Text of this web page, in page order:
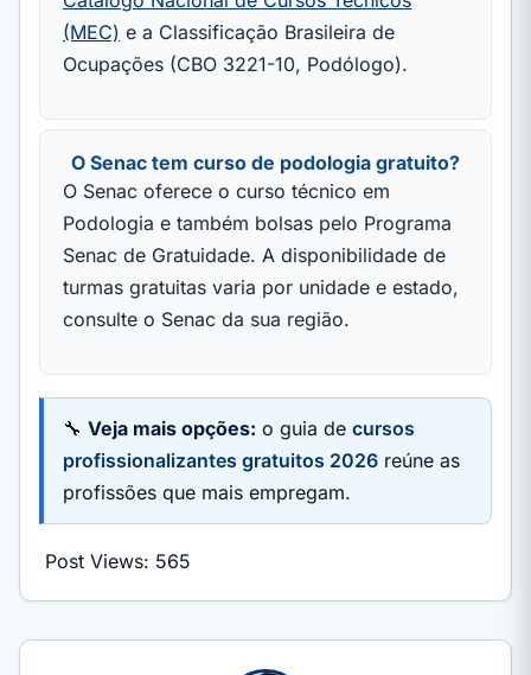
(MEC) e a Classificação Brasileira de
Ocupações (CBO 3221-10, Podólogo).
O Senac tem curso de podologia gratuito?
O Senac oferece o curso técnico em
Podologia e também bolsas pelo Programa
Senac de Gratuidade. A disponibilidade de
turmas gratuitas varia por unidade e estado,
consulte o Senac da sua região.
🔧 Veja mais opções: o guia de cursos
profissionalizantes gratuitos 2026 reúne as
profissões que mais empregam.
Post Views: 565